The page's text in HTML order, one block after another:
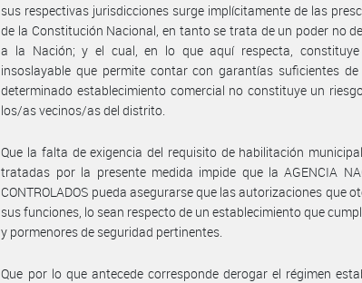
sus respectivas jurisdicciones surge implícitamente de las
de la Constitución Nacional, en tanto se trata de un poder no
a la Nación; y el cual, en lo que aquí respecta,
insoslayable que permite contar con garantías suficientes
determinado establecimiento comercial no constituye un
los/as vecinos/as del distrito.
Que la falta de exigencia del requisito de habilitación
tratadas por la presente medida impide que la AGENCIA
CONTROLADOS pueda asegurarse que las autorizaciones que
sus funciones, lo sean respecto de un establecimiento que
y pormenores de seguridad pertinentes.
Que por lo que antecede corresponde derogar el régimen